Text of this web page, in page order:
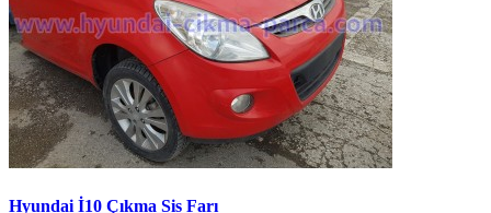
Hyundai İ10 Çıkma Sis Farı